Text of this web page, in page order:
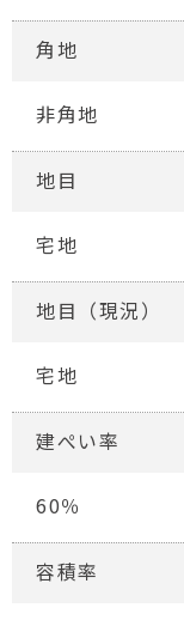
角地
非角地
地目
宅地
地目（現況）
宅地
建ぺい率
60％
容積率